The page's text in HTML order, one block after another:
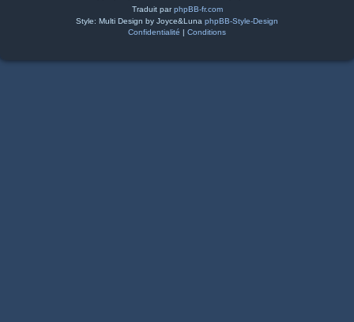
Traduit parphpBB-fr.com
Style: Multi Design by Joyce&Luna phpBB-Style-Design
Confidentialité | Conditions